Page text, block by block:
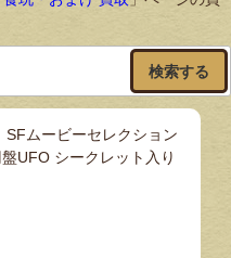
検索する
SFムービーセレクション
UFO シークレット入り